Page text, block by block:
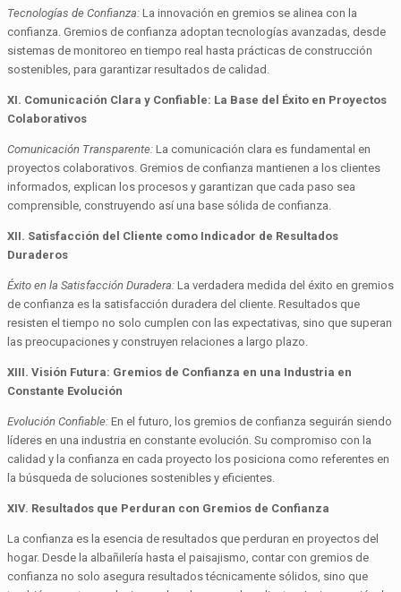
Tecnologías de Confianza: La innovación en gremios se alinea con la
confianza. Gremios de confianza adoptan tecnologías avanzadas, desde
sistemas de monitoreo en tiempo real hasta prácticas de construcción
sostenibles, para garantizar resultados de calidad.
XI. Comunicación Clara y Confiable: La Base del Éxito en Proyectos
Colaborativos
Comunicación Transparente: La comunicación clara es fundamental en
proyectos colaborativos. Gremios de confianza mantienen a los clientes
informados, explican los procesos y garantizan que cada paso sea
comprensible, construyendo así una base sólida de confianza.
XII. Satisfacción del Cliente como Indicador de Resultados
Duraderos
Éxito en la Satisfacción Duradera: La verdadera medida del éxito en gremios
de confianza es la satisfacción duradera del cliente. Resultados que
resisten el tiempo no solo cumplen con las expectativas, sino que superan
las preocupaciones y construyen relaciones a largo plazo.
XIII. Visión Futura: Gremios de Confianza en una Industria en
Constante Evolución
Evolución Confiable: En el futuro, los gremios de confianza seguirán siendo
líderes en una industria en constante evolución. Su compromiso con la
calidad y la confianza en cada proyecto los posiciona como referentes en
la búsqueda de soluciones sostenibles y eficientes.
XIV. Resultados que Perduran con Gremios de Confianza
La confianza es la esencia de resultados que perduran en proyectos del
hogar. Desde la albañilería hasta el paisajismo, contar con gremios de
confianza no solo asegura resultados técnicamente sólidos, sino que